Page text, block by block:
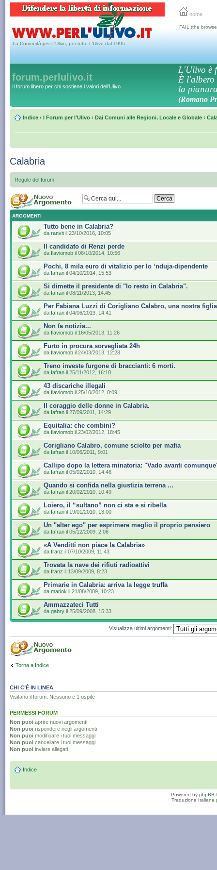
home
La Comunità per L'Ulivo, per tutto L'Ulivo dal 1995
FAIL (the
forum.perlulivo.it
Il forum libero per chi sostiene i valori dell'Ulivo
L'Ulivo è
È l'albero
la
(Romano
Indice ‹ I Forum per l'Ulivo ‹ Dai Comuni alle Regioni, Locale e Globale ‹
Calabria
Regole del forum
ARGOMENTI
Tutto bene in Calabria?
da ranvit il 23/10/2016, 10:05
Il candidato di Renzi perde
da flaviomob il 06/10/2014, 10:56
Pochi, 8 mila euro di vitalizio per lo ‘nduja-dipendente
da Iafran il 04/10/2014, 15:53
Si dimette il presidente di "Io resto in Calabria".
da Iafran il 08/11/2013, 14:45
Per Fabiana Luzzi di Corigliano Calabro, una nostra figlia
da Iafran il 04/06/2013, 14:41
Non fa notizia...
da flaviomob il 16/05/2013, 11:26
Furto in procura sorvegliata 24h
da flaviomob il 24/03/2013, 12:28
Treno investe furgone di braccianti: 6 morti.
da Iafran il 25/11/2012, 16:10
43 discariche illegali
da flaviomob il 25/10/2012, 8:09
Il coraggio delle donne in Calabria.
da Iafran il 27/09/2011, 14:29
Equitalia: che combini?
da flaviomob il 23/02/2012, 18:45
Corigliano Calabro, comune sciolto per mafia
da Iafran il 10/06/2011, 9:01
Callipo dopo la lettera minatoria: "Vado avanti
da Iafran il 05/02/2010, 14:46
Quando si confida nella giustizia terrena ...
da Iafran il 20/02/2010, 10:49
Loiero, il “sultano” non ci sta e si ribella
da Iafran il 19/01/2010, 13:00
Un "alter ego" per esprimere meglio il proprio pensiero
da Iafran il 05/12/2009, 2:08
«A Venditti non piace la Calabria»
da franz il 07/10/2009, 11:43
Trovata la nave dei rifiuti radioattivi
da franz il 13/09/2009, 8:23
Primarie in Calabria: arriva la legge truffa
da mariok il 21/08/2009, 10:23
Ammazzateci Tutti
da gabry il 25/09/2008, 15:33
Visualizza ultimi argomenti:
Torna a Indice
CHI C’È IN LINEA
Visitano il forum: Nessuno e 1 ospite
PERMESSI FORUM
Non puoi aprire nuovi argomenti
Non puoi rispondere negli argomenti
Non puoi modificare i tuoi messaggi
Non puoi cancellare i tuoi messaggi
Non puoi inviare allegati
Indice
Powered by phpBB
Traduzione Italiana